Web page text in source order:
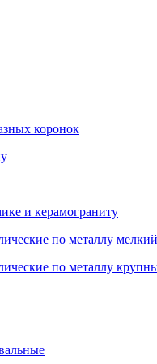
коронок
и керамограниту
по металлу
по металлу